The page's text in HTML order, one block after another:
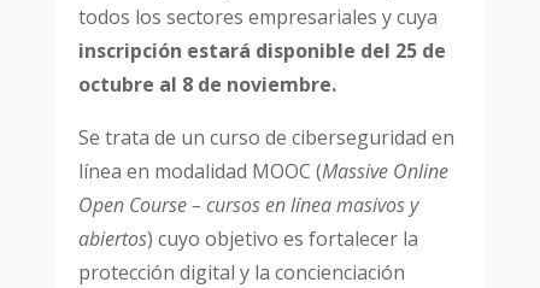
todos los sectores empresariales y cuya
inscripción estará disponible del 25 de
octubre al 8 de noviembre.
Se trata de un curso de ciberseguridad en
línea en modalidad MOOC (Massive Online
Open Course – cursos en línea masivos y
abiertos) cuyo objetivo es fortalecer la
protección digital y la concienciación